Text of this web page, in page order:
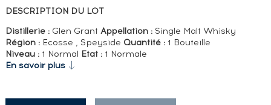
DESCRIPTION DU LOT
Distillerie :Glen Grant Appellation :Single Malt Whisky
Région : Ecosse , Speyside Quantité :1 Bouteille
Niveau :1 Normal Etat :1 Normale
En savoir plus